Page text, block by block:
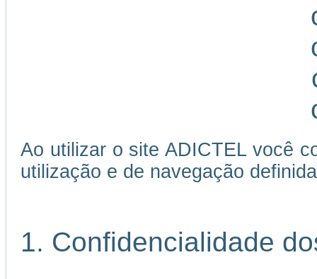
Ao utilizar o site ADICTEL você
utilização e de navegação
1. Confidencialidade